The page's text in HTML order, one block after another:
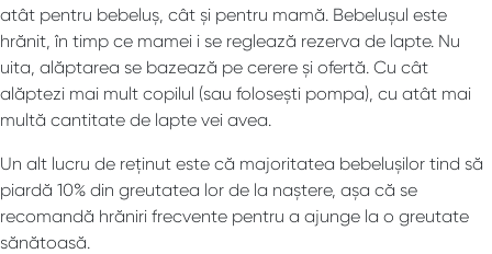
atât pentru bebeluș, cât și pentru mamă. Bebelușul este
hrănit, în timp ce mamei i se reglează rezerva de lapte. Nu
uita, alăptarea se bazează pe cerere și ofertă. Cu cât
alăptezi mai mult copilul (sau folosești pompa), cu atât mai
multă cantitate de lapte vei avea.
Un alt lucru de reținut este că majoritatea bebelușilor tind să
piardă 10% din greutatea lor de la naștere, așa că se
recomandă hrăniri frecvente pentru a ajunge la o greutate
sănătoasă.